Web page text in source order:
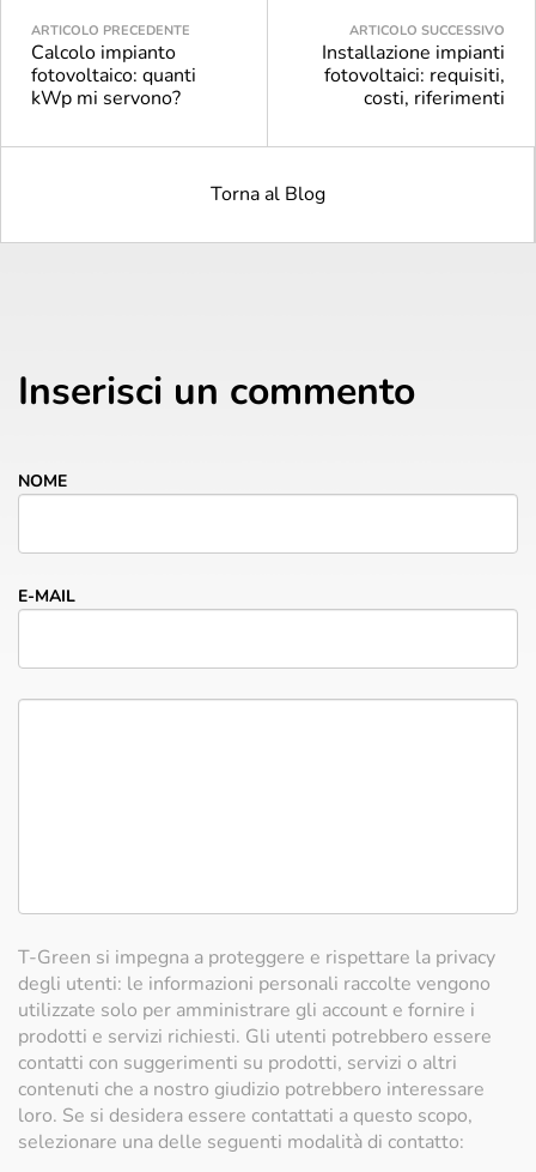
ARTICOLO PRECEDENTE
Calcolo impianto
fotovoltaico: quanti
kWp mi servono?
Torna al Blog
ARTICOLO SUCCESSIVO
Installazione impianti
fotovoltaici: requisiti,
costi, riferimenti
Inserisci un commento
NOME
E-MAIL
T-Green si impegna a proteggere e rispettare la privacy
degli utenti: le informazioni personali raccolte vengono
utilizzate solo per amministrare gli account e fornire i
prodotti e servizi richiesti. Gli utenti potrebbero essere
contatti con suggerimenti su prodotti, servizi o altri
contenuti che a nostro giudizio potrebbero interessare
loro. Se si desidera essere contattati a questo scopo,
selezionare una delle seguenti modalità di contatto: